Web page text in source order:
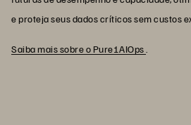
e proteja seus dados críticos sem custos
Saiba mais sobre o Pure1AIOps.